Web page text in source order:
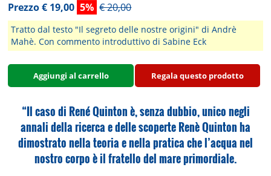
Prezzo € 19,00 5% € 20,00
Tratto dal testo "Il segreto delle nostre origini" di Andrè
Mahè. Con commento introduttivo di Sabine Eck
Aggiungi al carrello Regala questo prodotto
“Il caso di René Quinton è, senza dubbio, unico negli
annali della ricerca e delle scoperte Renè Quinton ha
dimostrato nella teoria e nella pratica che l’acqua nel
nostro corpo è il fratello del mare primordiale.